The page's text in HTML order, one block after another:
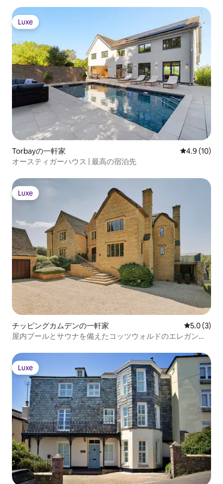
Luxe
Luxe
Torbayの一軒家 レビュー10
4.9 (10)
オースティガーハウス | 最高の宿泊先
Luxe
Luxe
チッピングカムデンの一軒家 レビュー3
5.0 (3)
屋内プールとサウナを備えたコッツウォルドのエレガント
Luxe
Luxe